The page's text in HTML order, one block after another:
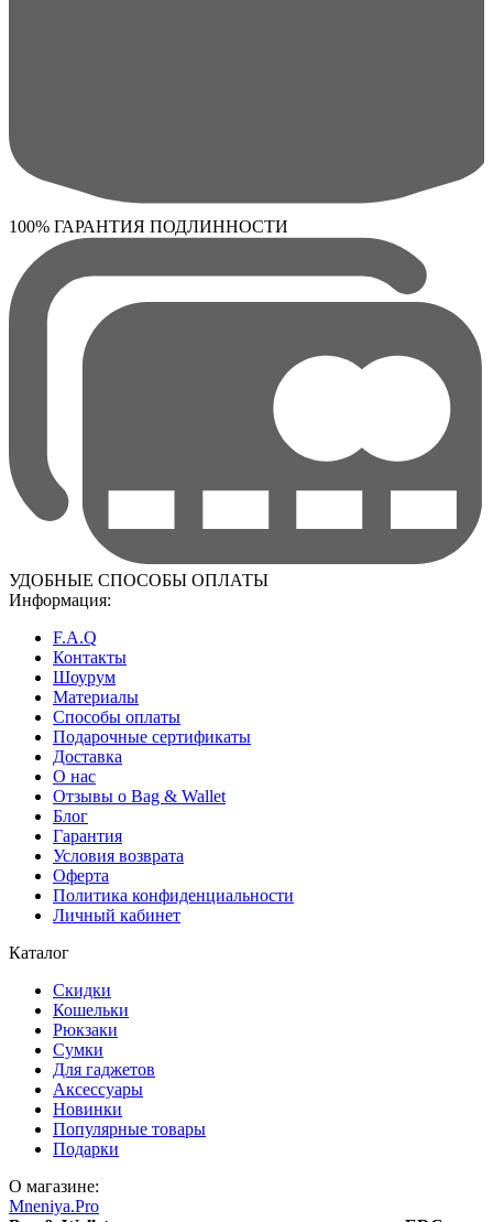
100% ГАРАНТИЯ ПОДЛИННОСТИ
УДОБНЫЕ СПОСОБЫ ОПЛАТЫ
Информация:
F.A.Q
Контакты
Шоурум
Материалы
Способы оплаты
Подарочные сертификаты
Доставка
О нас
Отзывы о Bag & Wallet
Блог
Гарантия
Условия возврата
Оферта
Политика конфиденциальности
Личный кабинет
Каталог
Скидки
Кошельки
Рюкзаки
Сумки
Для гаджетов
Аксессуары
Новинки
Популярные товары
Подарки
О магазине:
Mneniya.Pro